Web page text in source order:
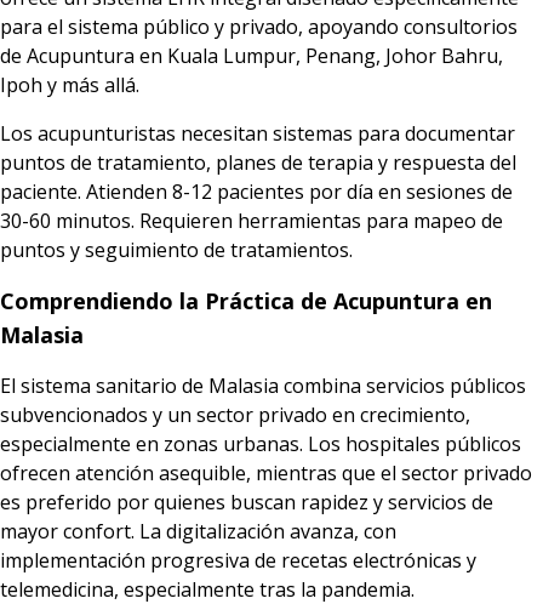
para el sistema público y privado, apoyando consultorios
de Acupuntura en Kuala Lumpur, Penang, Johor Bahru,
Ipoh y más allá.
Los acupunturistas necesitan sistemas para documentar
puntos de tratamiento, planes de terapia y respuesta del
paciente. Atienden 8-12 pacientes por día en sesiones de
30-60 minutos. Requieren herramientas para mapeo de
puntos y seguimiento de tratamientos.
Comprendiendo la Práctica de Acupuntura en
Malasia
El sistema sanitario de Malasia combina servicios públicos
subvencionados y un sector privado en crecimiento,
especialmente en zonas urbanas. Los hospitales públicos
ofrecen atención asequible, mientras que el sector privado
es preferido por quienes buscan rapidez y servicios de
mayor confort. La digitalización avanza, con
implementación progresiva de recetas electrónicas y
telemedicina, especialmente tras la pandemia.